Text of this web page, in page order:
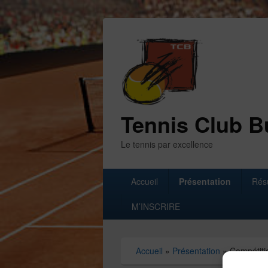
Tennis Club
Le tennis par excellence
principalAccueil Présentation
M’INSCRIRE
Accueil » Présentation »